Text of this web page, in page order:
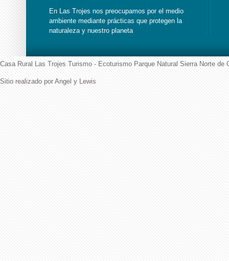
En Las Trojes nos preocupamos por el medio
ambiente mediante prácticas que protegen la
naturaleza y nuestro planeta
Casa Rural Las Trojes Turismo - Ecoturismo Parque Natural Sierra Norte de
Sitio realizado por Angel y Lewis